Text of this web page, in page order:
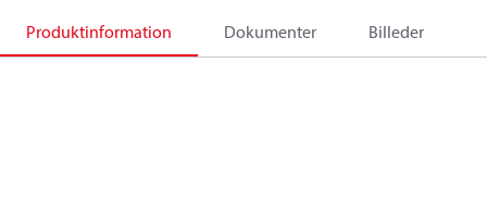
Produktinformation Dokumenter Billeder